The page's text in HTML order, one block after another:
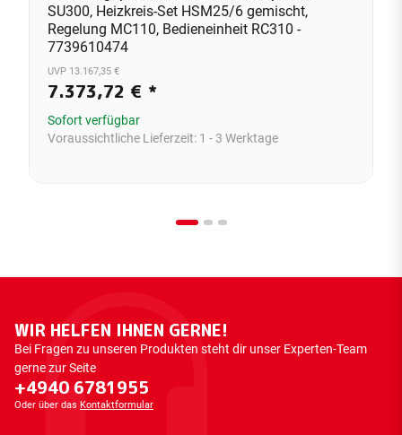
SU300, Heizkreis-Set HSM25/6 gemischt,
Regelung MC110, Bedieneinheit RC310 -
7739610474
UVP 13.167,35 €
7.373,72 € *
Sofort verfügbar
Voraussichtliche Lieferzeit: 1 - 3 Werktage
WIR HELFEN IHNEN GERNE!
Bei Fragen zu unseren Produkten steht dir unser Experten-Team
gerne zur Seite
+4940 6781955
Oder über das Kontaktformular